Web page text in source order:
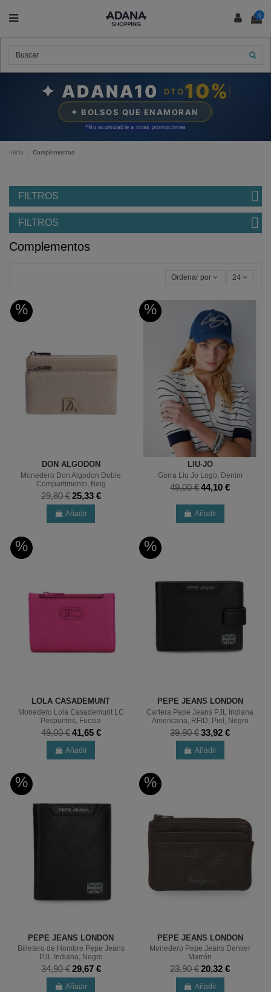
0
✦ ADANA10 DTO10%
✦ BOLSOS QUE ENAMORAN
*No acumulable a otras promociones
Inicio Complementos
Complementos
Ordenar por 24
%
DON ALGODON
Monedero Don Algodon Doble
Compartimento, Beig
29,80 € 25,33 €
Añadir
%
LIU·JO
Gorra Liu Jo Logo, Denim
49,00 € 44,10 €
Añadir
%
LOLA CASADEMUNT
Monedero Lola Casademunt LC
Pespuntes, Fucsia
49,00 € 41,65 €
Añadir
%
PEPE JEANS LONDON
Cartera Pepe Jeans PJL Indiana
Americana, RFID, Piel, Negro
39,90 € 33,92 €
Añadir
%
PEPE JEANS LONDON
Billetero de Hombre Pepe Jeans
PJL Indiana, Negro
34,90 € 29,67 €
Añadir
%
PEPE JEANS LONDON
Monedero Pepe Jeans Denver
Marrón
23,90 € 20,32 €
Añadir
FILTROS
FILTROS